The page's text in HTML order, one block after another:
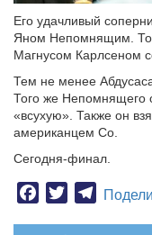
Его удачливый
Яном Непомнящим.
Магнусом Карлсеном
Тем не менее
Того же Непомнящего
«всухую». Также он
американцем Со.
Сегодня-финал.
Facebook
Twitter